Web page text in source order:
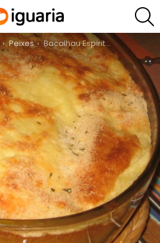
Peixes Bacalhau Espiritual